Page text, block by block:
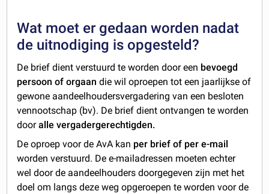
Wat moet er gedaan worden nadat
de uitnodiging is opgesteld?
De brief dient verstuurd te worden door een bevoegd
persoon of orgaan die wil oproepen tot een jaarlijkse of
gewone aandeelhoudersvergadering van een besloten
vennootschap (bv). De brief dient ontvangen te worden
dooralle vergadergerechtigden.
De oproep voor de AvA kan per brief of per e-mail
worden verstuurd. De e-mailadressen moeten echter
wel door de aandeelhouders doorgegeven zijn met het
doel om langs deze weg opgeroepen te worden voor de